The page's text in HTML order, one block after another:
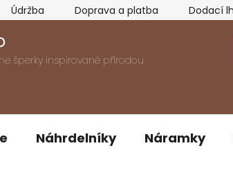
Údržba Doprava a platba Dodací
šperky inspirované přírodou
Náhrdelníky Náramky